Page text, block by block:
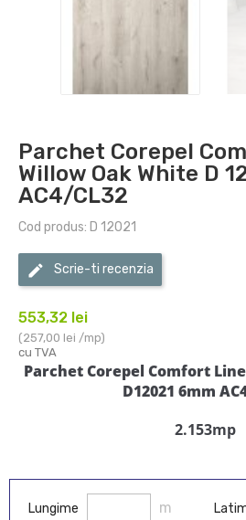
Parchet Corepel
Willow Oak White D
AC4/CL32
Cod produs: D 12021
Scrie-ti recenzia
553,32 lei
(257,00 lei /mp)
cu TVA
Parchet Corepel Comfort
D12021 6mm
2.153mp
Lungime m